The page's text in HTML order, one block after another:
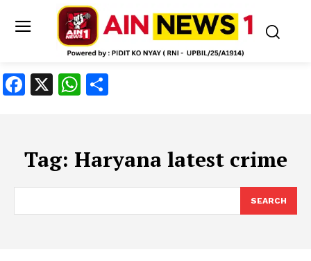
Facebook
X WhatsApp
Tag: Haryana latest crime
SEARCH